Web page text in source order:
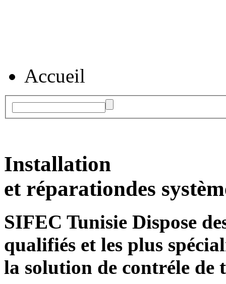
Accueil
Installation
et réparationdes
SIFEC Tunisie Dispose
qualifiés et les plus
la solution de contréle de